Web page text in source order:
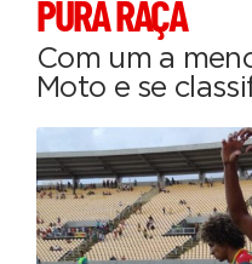
PURA RAÇA
Com um a
Moto e se